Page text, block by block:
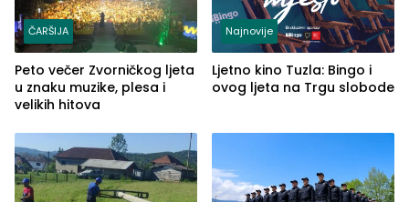
ČARŠIJA
Peto večer Zvorničkog ljeta
u znaku muzike, plesa i
velikih hitova
Najnovije
Ljetno kino Tuzla: Bingo i
ovog ljeta na Trgu slobode